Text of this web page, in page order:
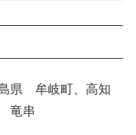
県 牟岐町、高知
竜串